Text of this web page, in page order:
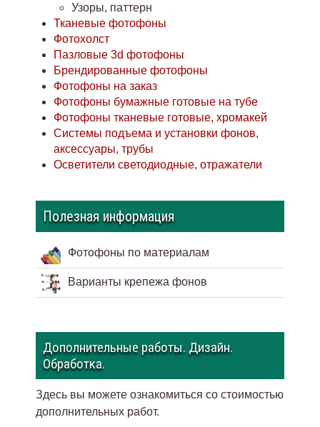
Узоры, паттерн
Тканевые фотофоны
Фотохолст
Пазловые 3d фотофоны
Брендированные фотофоны
Фотофоны на заказ
Фотофоны бумажные готовые на тубе
Фотофоны тканевые готовые, хромакей
Системы подъема и установки фонов,
аксессуары, трубы
Осветители светодиодные, отражатели
Полезная информация
Фотофоны по материалам
Варианты крепежа фонов
Дополнительные работы. Дизайн.
Обработка.
Здесь вы можете ознакомиться со стоимостью
дополнительных работ.